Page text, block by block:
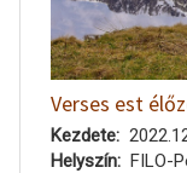
Verses est
Kezdete
Helyszín
FILO-